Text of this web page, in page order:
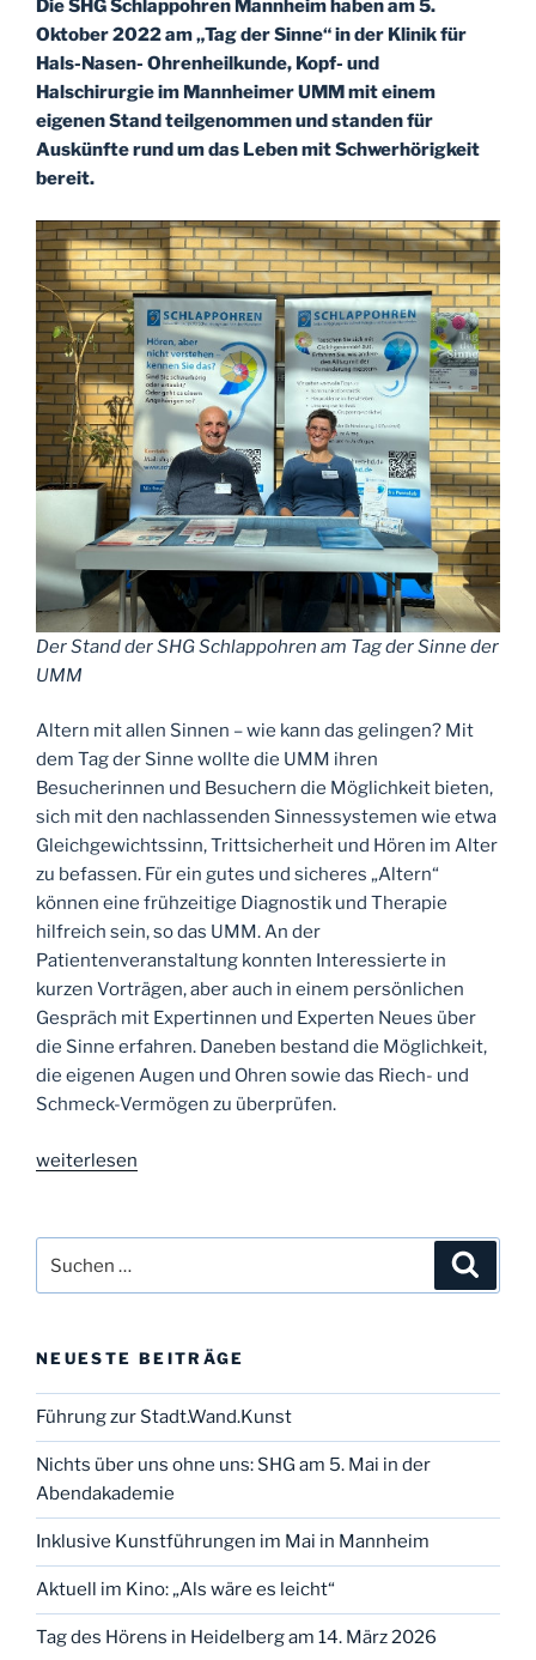
und
(voraussichtlich)
online“
Die SHG Schlappohren Mannheim haben am 5.
Oktober 2022 am „Tag der Sinne“ in der Klinik für
Hals-Nasen- Ohrenheilkunde, Kopf- und
Halschirurgie im Mannheimer UMM mit einem
eigenen Stand teilgenommen und standen für
Auskünfte rund um das Leben mit Schwerhörigkeit
bereit.
Der Stand der SHG Schlappohren am Tag der Sinne der
UMM
Altern mit allen Sinnen – wie kann das gelingen? Mit
dem Tag der Sinne wollte die UMM ihren
Besucherinnen und Besuchern die Möglichkeit bieten,
sich mit den nachlassenden Sinnessystemen wie etwa
Gleichgewichtssinn, Trittsicherheit und Hören im Alter
zu befassen. Für ein gutes und sicheres „Altern“
können eine frühzeitige Diagnostik und Therapie
hilfreich sein, so das UMM. An der
Patientenveranstaltung konnten Interessierte in
kurzen Vorträgen, aber auch in einem persönlichen
Gespräch mit Expertinnen und Experten Neues über
die Sinne erfahren. Daneben bestand die Möglichkeit,
die eigenen Augen und Ohren sowie das Riech- und
Schmeck-Vermögen zu überprüfen.
„„Schlappohren“
der
Sinne
Universitätsmedizin
Mannheim
(UMM)“
weiterlesen
nach:
NEUESTE BEITRÄGE
Führung zur Stadt.Wand.Kunst
Nichts über uns ohne uns: SHG am 5. Mai in der
Abendakademie
Inklusive Kunstführungen im Mai in Mannheim
Aktuell im Kino: „Als wäre es leicht“
Tag des Hörens in Heidelberg am 14. März 2026